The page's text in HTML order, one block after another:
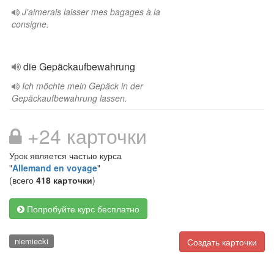
J'aimerais laisser mes bagages à la
consigne.
die Gepäckaufbewahrung
Ich möchte mein Gepäck in der
Gepäckaufbewahrung lassen.
+24 карточки
Урок является частью курса
"Allemand en voyage"
(всего 418 карточки)
Попробуйте курс бесплатно
Создать карточки
niemiecki